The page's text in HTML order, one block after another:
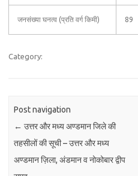
जनसंख्या घनत्व (प्रति वर्ग किमी) 89
Category:
Post navigation
← उत्तर और मध्य अण्डमान जिले की
तहसीलों की सूची – उत्तर और मध्य
अण्डमान ज़िला, अंडमान व नोकोबार द्वीप